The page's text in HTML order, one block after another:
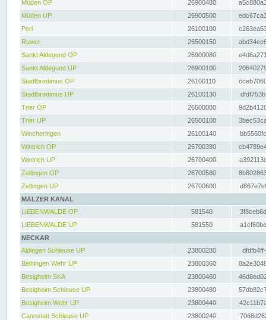
Müden OP
26900480
Müden UP
26900500
Perl
26100100
Ruwer
26500150
Sankt Aldegund OP
26900080
Sankt Aldegund UP
26900100
Stadtbredimus OP
26100110
Stadtbredimus UP
26100130
Trier OP
26500080
Trier UP
26500100
Wincheringen
26100140
Wintrich OP
26700380
Wintrich UP
26700400
Zeltingen OP
26700580
Zeltingen UP
26700600
MALZER KANAL
LIEBENWALDE OP
581540
LIEBENWALDE UP
581550
NECKAR
Aldingen Schleuse UP
23800280
Beihingen Wehr UP
23800360
Besigheim SKA
23800460
Besigheim Schleuse UP
23800480
Besigheim Wehr UP
23800440
Cannstatt Schleuse UP
23800240